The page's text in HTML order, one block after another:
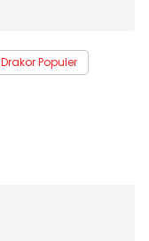
Drakor Populer